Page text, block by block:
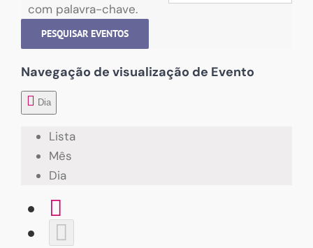
com palavra-chave.
PESQUISAR EVENTOS
Navegação de visualização de Evento
Dia
Lista
Mês
Dia